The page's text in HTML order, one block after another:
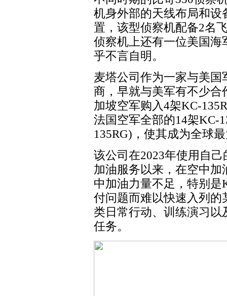
机身外部的天线布局和
置，该型侦察机配备2名
侦察机上还有一位美国海
乎不言自明。
麦塔公司作为一家与美
商，早就与美军有不少合
加坡空军购入4架KC-
法国空军全部的14架KC-
135RG)，使其成为全球
该公司在2023年使用自
加油服务以来，在空中
中加油力量不足，特别
付问题而难以快速入列的
类日常行动、训练演习
任务。